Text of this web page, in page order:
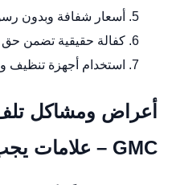
أسعار شفافة وبدون
كفالة حقيقية تضمن حق
استخدام أجهزة تنظيف
أعراض ومشاكل
GMC – علامات يجب الانتباه لها